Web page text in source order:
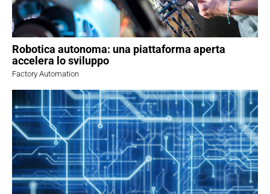
Robotica autonoma: una piattaforma aperta
accelera lo sviluppo
Factory Automation